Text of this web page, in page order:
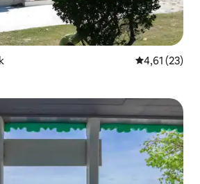
Gemiddelde
4,61 (23)